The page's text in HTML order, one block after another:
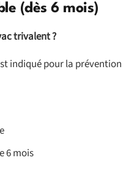
(dès 6 mois)
trivalent ?
indiqué pour la prévention
6 mois